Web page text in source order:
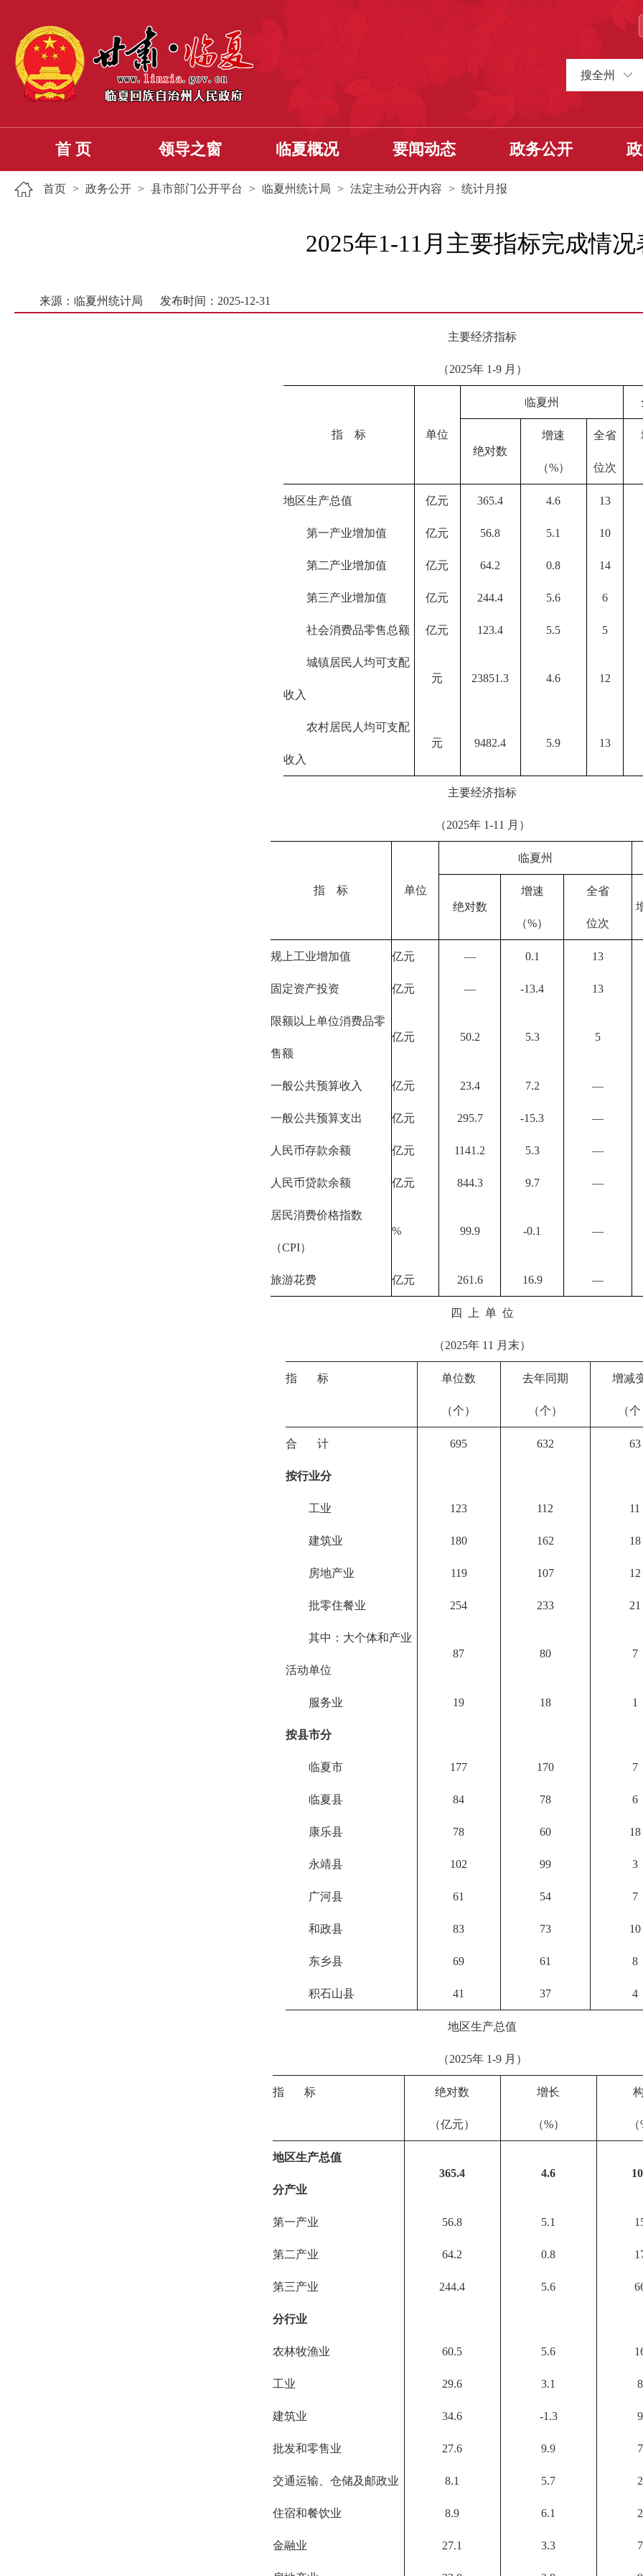
搜全州
首 页 领导之窗 临夏概况 要闻动态 政务公开
首页 > 政务公开 > 县市部门公开平台 > 临夏州统计局 > 法定主动公开内容 > 统计月报
2025年1-11月主要指标完成情况
来源：临夏州统计局 发布时间：2025-12-31
主要经济指标
（2025年 1-9 月）
指 标 单位
临夏州
绝对数
增速
（%）
全省
位次
地区生产总值 亿元 365.4 4.6 13
第一产业增加值 亿元 56.8 5.1 10
第二产业增加值 亿元 64.2 0.8 14
第三产业增加值 亿元 244.4 5.6 6
社会消费品零售总额 亿元 123.4 5.5 5
城镇居民人均可支配
收入
元 23851.3 4.6 12
农村居民人均可支配
收入
元 9482.4 5.9 13
主要经济指标
（2025年 1-11 月）
指 标 单位
临夏州
绝对数
增速
（%）
全省
位次
规上工业增加值 亿元 — 0.1 13
固定资产投资 亿元 — -13.4 13
限额以上单位消费品零
售额
亿元 50.2 5.3 5
一般公共预算收入 亿元 23.4 7.2 —
一般公共预算支出 亿元 295.7 -15.3 —
人民币存款余额 亿元 1141.2 5.3 —
人民币贷款余额 亿元 844.3 9.7 —
居民消费价格指数
（CPI）
% 99.9 -0.1 —
旅游花费 亿元 261.6 16.9 —
四 上 单 位
（2025年 11 月末）
指 标 单位数
（个）
去年同期
（个）
增减
（
合 计 695 632 63
按行业分
工业 123 112 11
建筑业 180 162 18
房地产业 119 107 12
批零住餐业 254 233 21
其中：大个体和产业
活动单位
87 80 7
服务业 19 18 1
按县市分
临夏市 177 170 7
临夏县 84 78 6
康乐县 78 60 18
永靖县 102 99 3
广河县 61 54 7
和政县 83 73 10
东乡县 69 61 8
积石山县 41 37 4
地区生产总值
（2025年 1-9 月）
指 标 绝对数
（亿元）
增长
（%）
地区生产总值
分产业
365.4 4.6
第一产业 56.8 5.1
第二产业 64.2 0.8
第三产业
分行业
244.4 5.6
农林牧渔业 60.5 5.6
工业 29.6 3.1
建筑业 34.6 -1.3
批发和零售业 27.6 9.9
交通运输、仓储及邮政业 8.1 5.7
住宿和餐饮业 8.9 6.1
金融业 27.1 3.3